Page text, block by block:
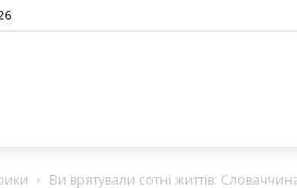
Ви врятували сотні життів: